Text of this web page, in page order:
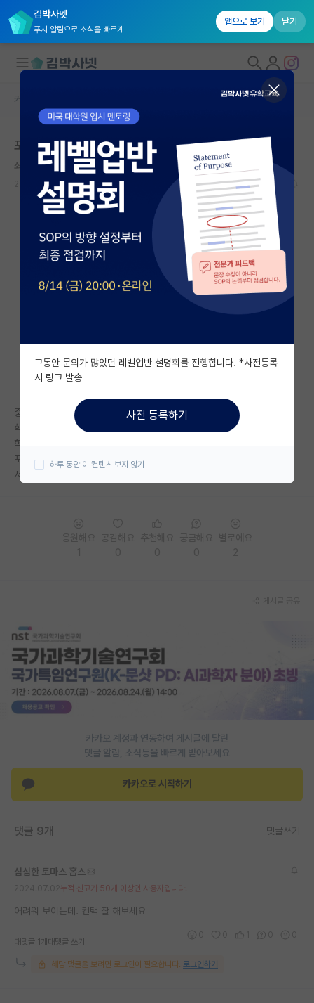
김박사넷
푸시 알림으로 소식을 빠르게
앱으로 보기 닫기
대학원생 모집
국내대학원 정보
연구실&오픈랩
커뮤니티
커뮤니티 홈
전체글보기
베스트 게시판
자유 게시판(아무개랩)
미국 유학 게시판
미국 대학원 합격 후기 게시판
대학원생 모집 게시판
연구실(PI) 홍보 게시판
PI 전용 게시판
인문사회 계열 게시판
특수/전문대학원 게시판
반도체/AI 게시판
장학금/장학생 게시판
유학교육
이벤트
재팬라운지 🌸
커뮤니티 홈
포스텍 물리 스펙 좀 봐주세요
쇠약한 윌리엄 켈빈
2024.07.02 9 2514
중경라인 물리과
학점 3.92/4.5 전공 4.07/4.5
학부연구생 1년
포스터 발표대회 대상 있습니다.
서류 도전해볼만한 스펙인가요?
카카오 계정과 연동하여 게시글에 달린
댓글 알람, 소식등을 빠르게 받아보세요
카카오로 시작하기
댓글 9개 댓글쓰기
심심한 토마스 홉스
누적 신고가 50개 이상인 사용자입니다.
어려워 보이는데. 컨택 잘 해보세요
대댓글 1개 대댓글 쓰기
해당 댓글을 보려면 로그인이 필요합니다. 로그인하기
그동안 문의가 많았던 레벨업반 설명회를 진행합니다. *사전등록
시 링크 발송
사전 등록하기
하루 동안 이 컨텐츠 보지 않기